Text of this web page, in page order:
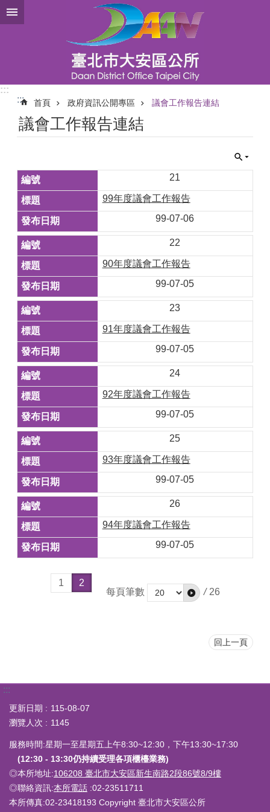
跳到主要內容區塊
:::
:::
首頁 政府資訊公開專區 議會工作報告連結
議會工作報告連結
21
99年度議會工作報告
99-07-06
22
90年度議會工作報告
99-07-05
23
91年度議會工作報告
99-07-05
24
92年度議會工作報告
99-07-05
25
93年度議會工作報告
99-07-05
26
94年度議會工作報告
99-07-05
1
2
每頁筆數
/ 26
回上一頁
:::
更新日期
115-08-07
瀏覽人次
1145
服務時間:星期一至星期五上午8:30~12:30，下午13:30~17:30
(12:30 - 13:30仍持續受理各項櫃檯業務)
◎本所地址:106208 臺北市大安區新生南路2段86號8/9樓
◎聯絡資訊:本所電話 :02-23511711
本所傳真:02-23418193 Copyright 臺北市大安區公所